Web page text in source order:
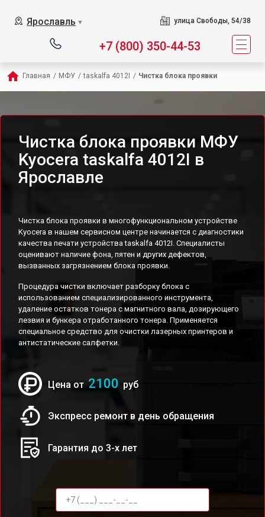
Ярославль ▼ улица Свободы, 54/38
+7 (800) 350-44-53
Главная / МФУ / taskalfa 4012I / Чистка блока проявки
Чистка блока проявки МФУ
Kyocera taskalfa 4012I в
Ярославле
Чистка блока проявки в многофункциональном устройстве
Kyocera в нашем сервисном центре начинается с диагностики
качества печати устройства taskalfa 4012I. Специалисты
оценивают наличие фона, пятен и других дефектов,
вызванных загрязнением блока проявки.
Процедура чистки включает разборку блока с
использованием специализированного инструмента,
удаление остатков тонера с магнитного вала, дозирующего
лезвия и бункера отработанного тонера. Применяется
специальное средство для очистки лазерных принтеров и
антистатические салфетки.
Цена от 2100 руб
Экспресс ремонт в день обращения
Гарантия до 3-х лет